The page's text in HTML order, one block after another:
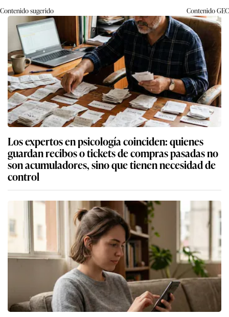
Contenido sugerido ContenidoGEC
Los expertos en psicología coinciden: quienes
guardan recibos o tickets de compras pasadas no
son acumuladores, sino que tienen necesidad de
control